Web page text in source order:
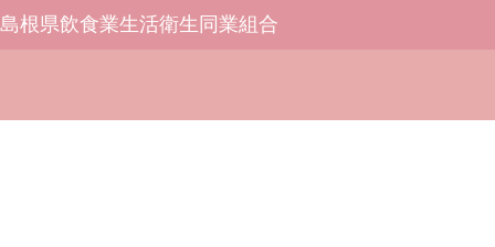
島根県飲食業生活衛生同業組合